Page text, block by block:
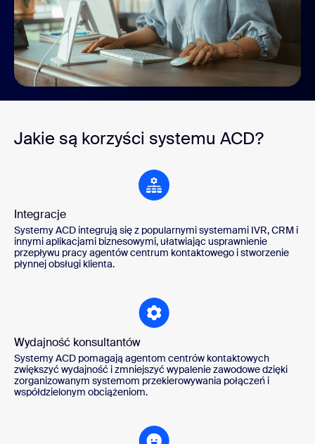
Jakie są korzyści systemu ACD?
Integracje
Systemy ACD integrują się z popularnymi systemami IVR, CRM i
innymi aplikacjami biznesowymi, ułatwiając usprawnienie
przepływu pracy agentów centrum kontaktowego i stworzenie
płynnej obsługi klienta.
Wydajność konsultantów
Systemy ACD pomagają agentom centrów kontaktowych
zwiększyć wydajność i zmniejszyć wypalenie zawodowe dzięki
zorganizowanym systemom przekierowywania połączeń i
współdzielonym obciążeniom.